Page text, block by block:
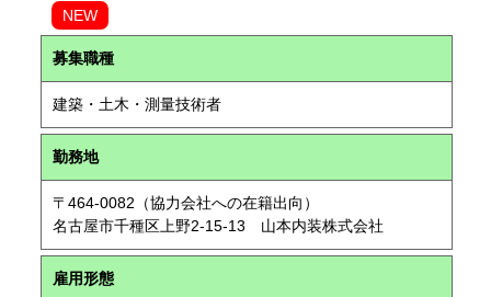
NEW
募集職種
建築・土木・測量技術者
勤務地
〒464-0082（協力会社への在籍出向）
名古屋市千種区上野2-15-13 山本内装株式会社
雇用形態